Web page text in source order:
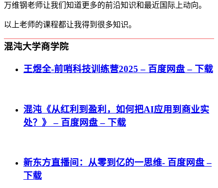
万维钢老师让我们知道更多的前沿知识和最近国际上动向。
以上老师的课程都让我得到很多知识。
混沌大学商学院
王煜全-前哨科技训练营2025 – 百度网盘 – 下载
混沌《从红利到盈利，如何把AI应用到商业实
处？》 – 百度网盘 – 下载
新东方直播间：从零到亿的一思维- 百度网盘 –
下载